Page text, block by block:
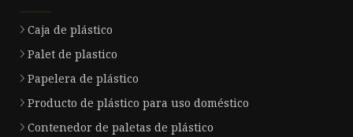
Caja de plástico
Palet de plastico
Papelera de plástico
Producto de plástico para uso doméstico
Contenedor de paletas de plástico